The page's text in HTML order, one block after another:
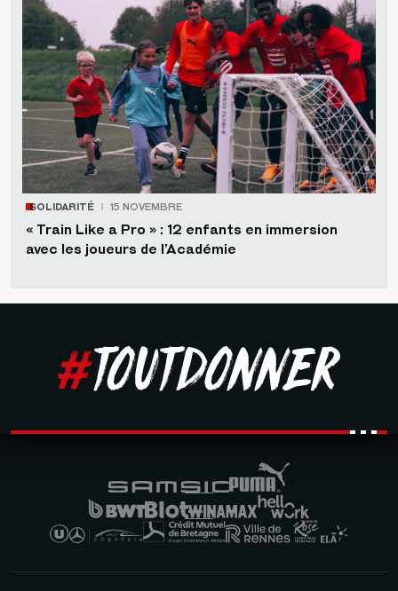
SOLIDARITÉ 15 NOVEMBRE
« Train Like a Pro » : 12 enfants en immersion
avec les joueurs de l’Académie